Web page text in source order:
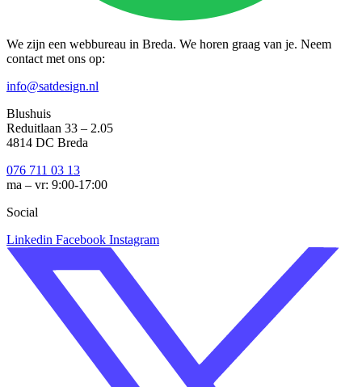
We zijn een webbureau in Breda. We horen graag van je. Neem
contact met ons op:
info@satdesign.nl
Blushuis
Reduitlaan 33 – 2.05
4814 DC Breda
076 711 03 13
ma – vr: 9:00-17:00
Social
Linkedin Facebook Instagram